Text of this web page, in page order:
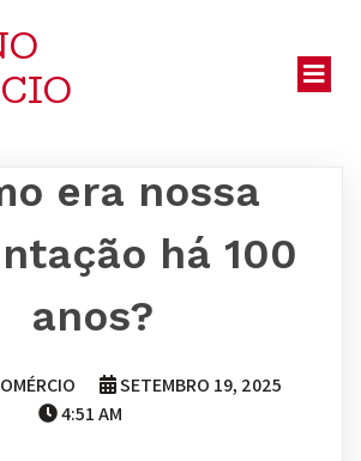
era nossa
há 100
anos?
SETEMBRO 19, 2025
4:51 AM